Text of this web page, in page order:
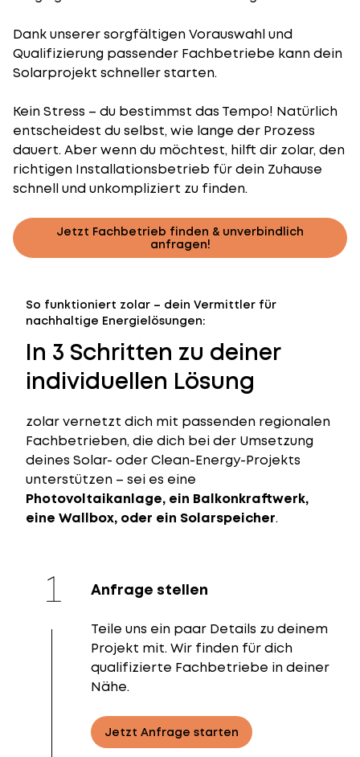
Dank unserer sorgfältigen Vorauswahl und
Qualifizierung passender Fachbetriebe kann dein
Solarprojekt schneller starten.
Kein Stress – du bestimmst das Tempo! Natürlich
entscheidest du selbst, wie lange der Prozess
dauert. Aber wenn du möchtest, hilft dir zolar, den
richtigen Installationsbetrieb für dein Zuhause
schnell und unkompliziert zu finden.
Jetzt Fachbetrieb finden & unverbindlich
anfragen!
So funktioniert zolar – dein Vermittler für
nachhaltige Energielösungen:
In 3 Schritten zu deiner
individuellen Lösung
zolar vernetzt dich mit passenden regionalen
Fachbetrieben, die dich bei der Umsetzung
deines Solar- oder Clean-Energy-Projekts
unterstützen – sei es eine
Photovoltaikanlage, ein Balkonkraftwerk,
eine Wallbox, oder ein Solarspeicher.
Anfrage stellen
Teile uns ein paar Details zu deinem
Projekt mit. Wir finden für dich
qualifizierte Fachbetriebe in deiner
Nähe.
Jetzt Anfrage starten